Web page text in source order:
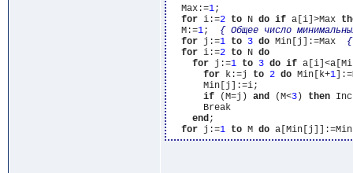
  Max:=
1;
for i:=2 to N do if a[i]>Max
  M:=
1; { Общее число
for j:=1 to 3 do Min[j]:=Max {
for i:=2 to N do
for j:=1 to 3 do if
for k:=j to 2 do Min[k+1
      Min[j]:=i;
if (M=j) and (M<3) then
      Break
end;
for j:=1 to M do